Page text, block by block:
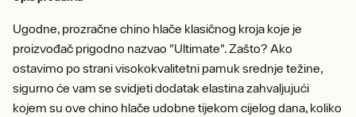
Ugodne, prozračne chino hlače klasičnog kroja koje je
proizvođač prigodno nazvao "Ultimate". Zašto? Ako
ostavimo po strani visokokvalitetni pamuk srednje težine,
sigurno će vam se svidjeti dodatak elastina zahvaljujući
kojem su ove chino hlače udobne tijekom cijelog dana, koliko